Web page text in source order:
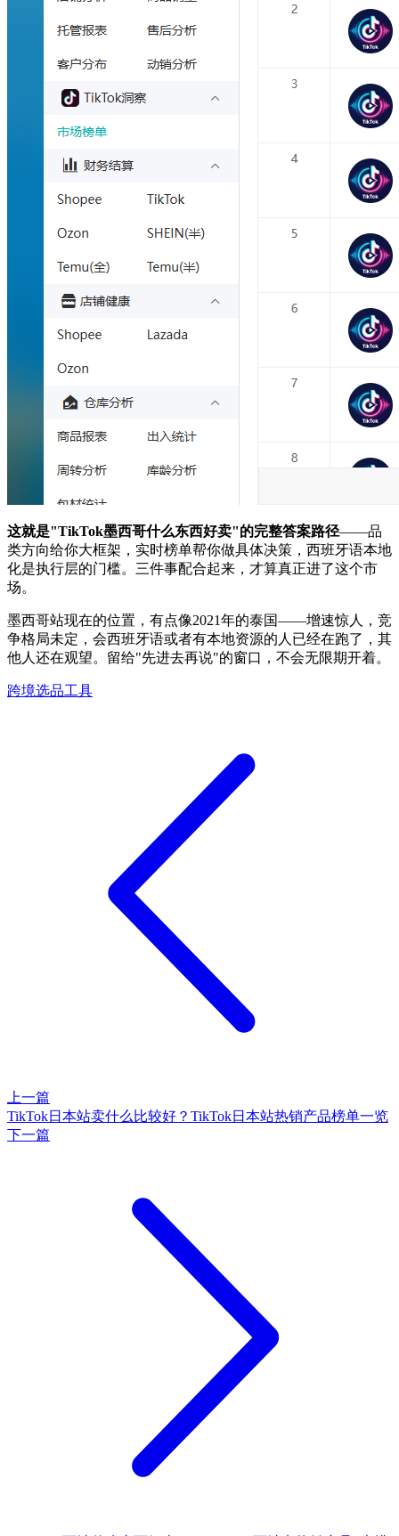
这就是"TikTok墨西哥什么东西好卖"的完整答案路径——品
类方向给你大框架，实时榜单帮你做具体决策，西班牙语本地
化是执行层的门槛。三件事配合起来，才算真正进了这个市
场。
墨西哥站现在的位置，有点像2021年的泰国——增速惊人，竞
争格局未定，会西班牙语或者有本地资源的人已经在跑了，其
他人还在观望。留给"先进去再说"的窗口，不会无限期开着。
跨境选品工具
上一篇
TikTok日本站卖什么比较好？TikTok日本站热销产品榜单一览
下一篇